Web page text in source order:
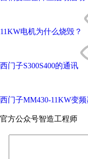
11KW电机为什么烧毁？
西门子S300S400的通讯
西门子MM430-11KW变频
官方公众号智造工程师